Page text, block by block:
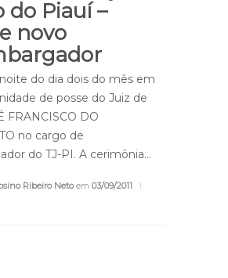
do Piauí –
novo
do dia dois do mês em
de posse do Juiz de
FRANCISCO DO
no cargo de
do TJ-PI. A cerimônia…
Ribeiro Netoem 03/09/2011